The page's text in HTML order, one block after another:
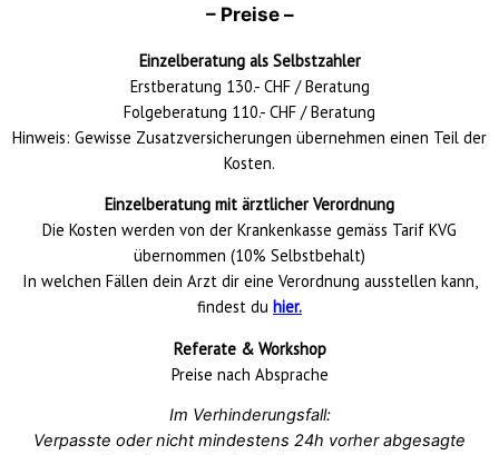
– Preise –
Einzelberatung als Selbstzahler
Erstberatung 130.- CHF / Beratung
Folgeberatung 110.- CHF / Beratung
Hinweis: Gewisse Zusatzversicherungen übernehmen einen Teil der
Kosten.
Einzelberatung mit ärztlicher Verordnung
Die Kosten werden von der Krankenkasse gemäss Tarif KVG
übernommen (10% Selbstbehalt)
In welchen Fällen dein Arzt dir eine Verordnung ausstellen kann,
findest du hier.
Referate & Workshop
Preise nach Absprache
Im Verhinderungsfall:
Verpasste oder nicht mindestens 24h vorher abgesagte